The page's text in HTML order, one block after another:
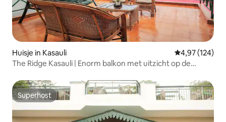
Huisje in Kasauli Gemiddelde
4,97 (124)
The Ridge Kasauli | Enorm balkon met uitzicht op de
Superhost
Superhost